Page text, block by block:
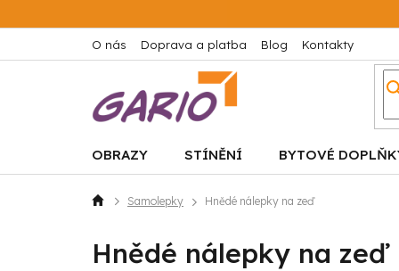
na
O nás Doprava a platba Blog Kontakty
OBRAZY STÍNĚNÍ BYTOVÉ
Domů Samolepky Hnědé nálepky na zeď
Hnědé nálepky na zeď